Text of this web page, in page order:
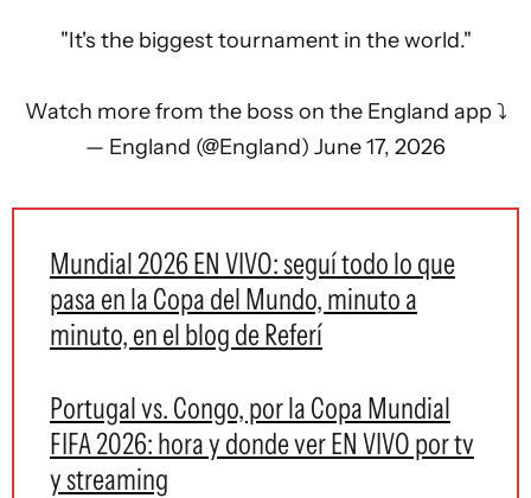
"It's the biggest tournament in the world."
Watch more from the boss on the England app ⤵️
— England (@England) June 17, 2026
Mundial 2026 EN VIVO: seguí todo lo que
pasa en la Copa del Mundo, minuto a
minuto, en el blog de Referí
Portugal vs. Congo, por la Copa Mundial
FIFA 2026: hora y donde ver EN VIVO por tv
y streaming